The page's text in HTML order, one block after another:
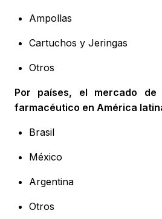
Ampollas
Cartuchos y Jeringas
Otros
Por países, el mercado de
farmacéutico en América
Brasil
México
Argentina
Otros